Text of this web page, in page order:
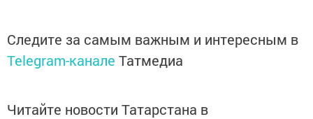
Следите за самым важным и интересным в
Telegram-канале Татмедиа
Читайте новости Татарстана в